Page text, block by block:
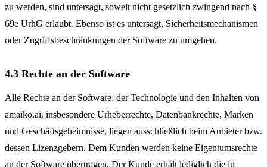
zu werden, sind untersagt, soweit nicht gesetzlich zwingend nach §
69e UrhG erlaubt. Ebenso ist es untersagt, Sicherheitsmechanismen
oder Zugriffsbeschränkungen der Software zu umgehen.
4.3 Rechte an der Software
Alle Rechte an der Software, der Technologie und den Inhalten von
amaiko.ai, insbesondere Urheberrechte, Datenbankrechte, Marken
und Geschäftsgeheimnisse, liegen ausschließlich beim Anbieter bzw.
dessen Lizenzgebern. Dem Kunden werden keine Eigentumsrechte
an der Software übertragen. Der Kunde erhält lediglich die in